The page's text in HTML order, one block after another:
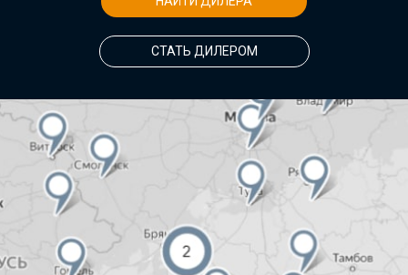
СТАТЬ ДИЛЕРОМ